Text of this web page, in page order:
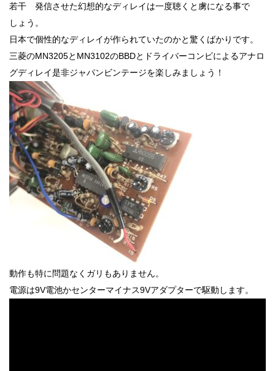
若干 発信させた幻想的なディレイは一度聴くと虜になる事で
しょう。
日本で個性的なディレイが作られていたのかと驚くばかりです。
三菱のMN3205とMN3102のBBDとドライバーコンビによるアナロ
グディレイ是非ジャパンビンテージを楽しみましょう！
動作も特に問題なくガリもありません。
電源は9V電池かセンターマイナス9Vアダプターで駆動します。